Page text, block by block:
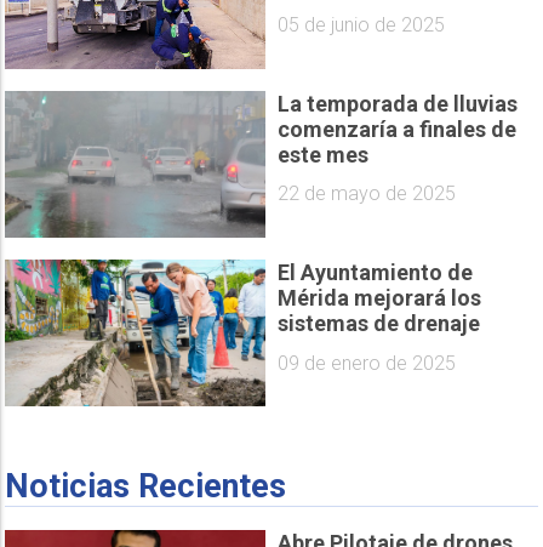
05 de junio de 2025
La temporada de lluvias
comenzaría a finales de
este mes
22 de mayo de 2025
El Ayuntamiento de
Mérida mejorará los
sistemas de drenaje
09 de enero de 2025
Noticias Recientes